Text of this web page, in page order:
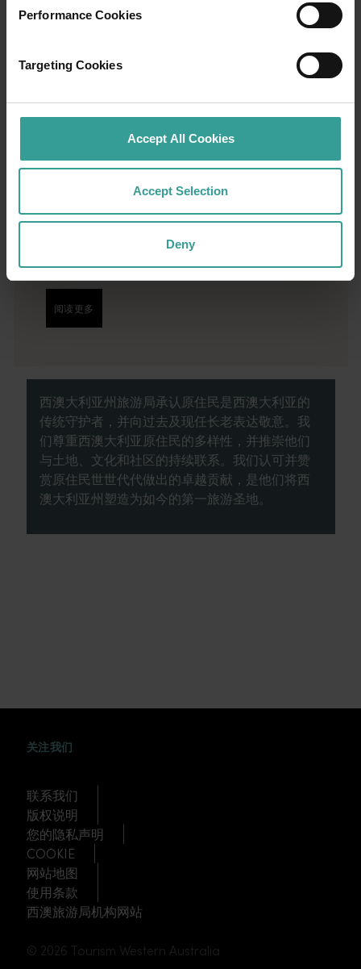
Performance Cookies
Targeting Cookies
Accept All Cookies
Accept Selection
Deny
行程
在穿越西澳大利亚迷人风景的史诗级旅途中体
验公路自驾的浪漫。你的行程可以从澳大利亚
斯 (Perth) 开始。这座城市的自然景点和匠心独
具的餐饮场所将为你的旅行奉上田园诗般的开
篇。
阅读更多
阅读更多
西澳大利亚州旅游局承认原住民是西澳大利亚的
传统守护者，并向过去及现任长老表达敬意。我
们尊重西澳大利亚原住民的多样性，并推崇他们
与土地、文化和社区的持续联系。我们认可并赞
赏原住民世世代代做出的卓越贡献，是他们将西
澳大利亚州塑造为如今的第一旅游圣地。
关注我们
联系我们
版权说明
您的隐私声明
COOKIE
网站地图
使用条款
西澳旅游局机构网站
© 2026 Tourism Western Australia